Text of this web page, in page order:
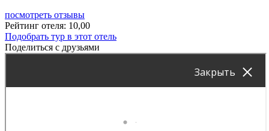
посмотреть отзывы
Рейтинг отеля: 10,00
Подобрать тур в этот отель
Поделиться с друзьями